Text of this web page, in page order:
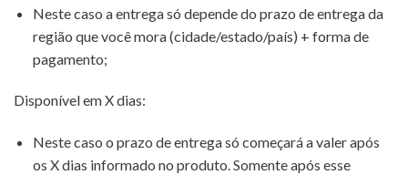
Neste caso a entrega só depende do prazo de entrega da
região que você mora (cidade/estado/país) + forma de
pagamento;
Disponível em X dias:
Neste caso o prazo de entrega só começará a valer após
os X dias informado no produto. Somente após esse